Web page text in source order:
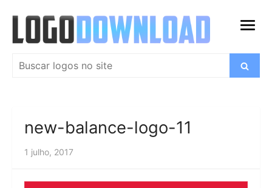
o
conteúdo
abrir
Pesquisar
Buscar
new-balance-logo-11
1 julho, 2017